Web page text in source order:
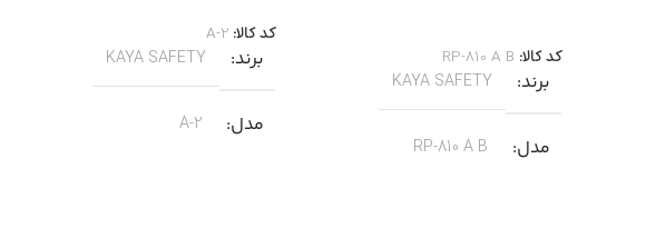
کد کالا: RP-810 A B
برند KAYA SAFETY
مدل RP-810 A B
کد کالا:A-2
برند KAYA SAFETY
مدل A-2